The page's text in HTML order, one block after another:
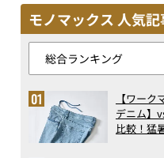
モノマックス 人気
【ワー
デニム】
比較！猛